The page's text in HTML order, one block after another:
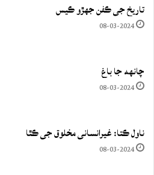
تاريخ جي ڪفن جھڙو ڪيس
08-03-2024
چانهه جا باغ
08-03-2024
ناول ڪتا: غيرانساني مخلوق جي ڪٿا
08-03-2024